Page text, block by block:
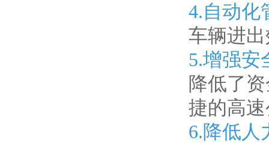
4.自动化
车辆进
5.增强安
降低了
捷的高
6.降低人